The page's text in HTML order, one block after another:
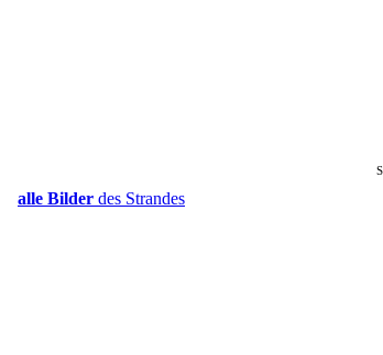
alle Bilder des Strandes